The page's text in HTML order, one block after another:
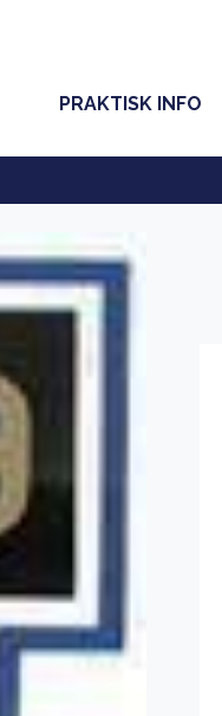
PRAKTISK INFO